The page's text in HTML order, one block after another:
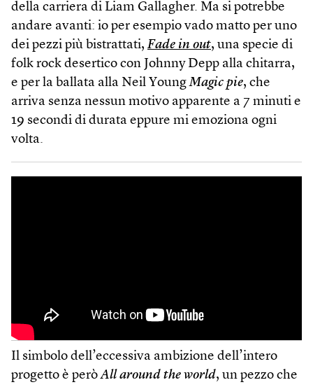
della carriera di Liam Gallagher. Ma si potrebbe
andare avanti: io per esempio vado matto per uno
dei pezzi più bistrattati, Fade in out, una specie di
folk rock desertico con Johnny Depp alla chitarra,
e per la ballata alla Neil YoungMagic pie, che
arriva senza nessun motivo apparente a 7 minuti e
19 secondi di durata eppure mi emoziona ogni
volta.
Il simbolo dell’eccessiva ambizione dell’intero
progetto è peròAll around the world, un pezzo che